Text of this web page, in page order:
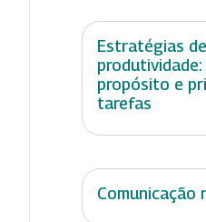
Estratégias de
produtividade:
propósito e
tarefas
Comunicação